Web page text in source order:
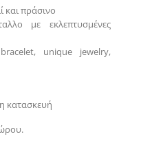
και πράσινο
με εκλεπτυσμένες
unique jewelry,
κατασκευή